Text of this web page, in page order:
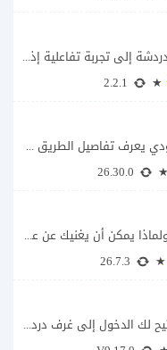
Karak Chat عندما تتحول الدردشة إلى تجربة تفاعلية إذا كنت تبحث عن تطبيق لا...
خرائط هدهد.. تطبيق سعودي يعرف تفاصيل الطريق قبل أن تبدأ رحلتك يقدم تطبيق خرائط...
ما هو تطبيق WPS Office ولماذا يمكن أن يغنيك عن عدة تطبيقات؟ يُعد تطبيق...
إذا كنت تبحث عن تطبيق يتيح لك الدخول إلى غرف دردشة صوتية مباشرة والتحدث...